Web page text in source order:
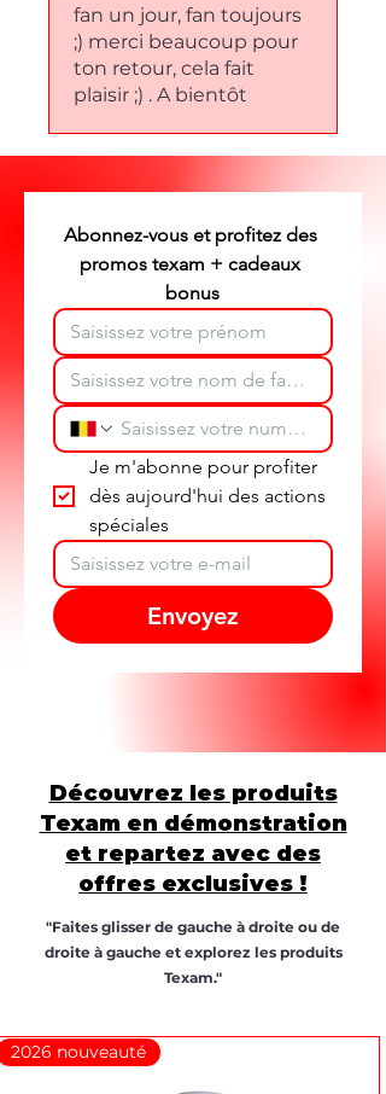
fan un jour, fan toujours
;) merci beaucoup pour
ton retour, cela fait
plaisir ;) . A bientôt
Abonnez-vous et profitez des
promos texam + cadeaux
bonus
Je m'abonne pour profiter
dès aujourd'hui des actions
spéciales
Envoyez
Découvrez les produits
Texam en démonstration
et repartez avec des
offres exclusives !
"Faites glisser de gauche à droite ou de
droite à gauche et explorez les produits
Texam."
2026 nouveauté